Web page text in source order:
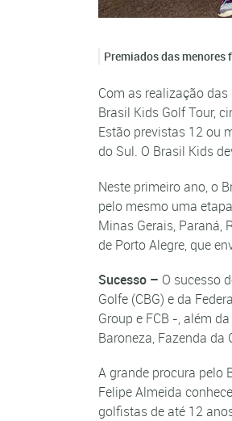
Premiados das menores
Com as realização
Brasil Kids Golf Tour,
Estão previstas 12 ou
do Sul. O Brasil Kids
Neste primeiro ano, o
pelo mesmo uma
Minas Gerais, Paraná,
de Porto Alegre, que
Sucesso – O sucesso
Golfe (CBG) e da
Group e FCB -, além
Baroneza, Fazenda da
A grande procura pelo
Felipe Almeida
golfistas de até 12